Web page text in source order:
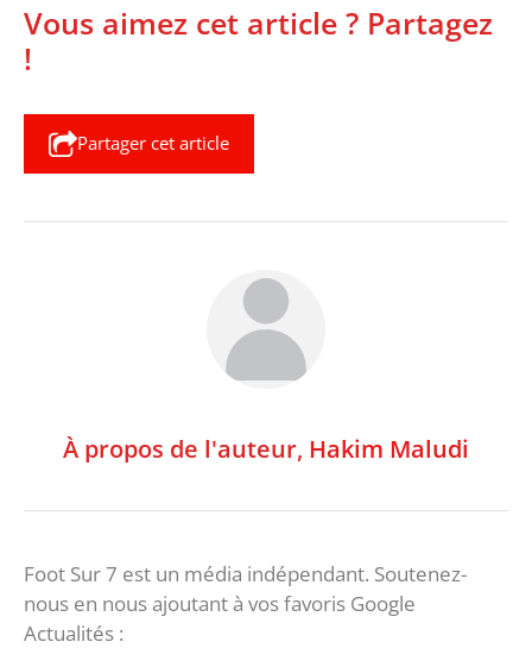
Vous aimez cet article ? Partagez
!
Partager cet article
À propos de l'auteur, Hakim Maludi
Foot Sur 7 est un média indépendant. Soutenez-
nous en nous ajoutant à vos favoris Google
Actualités :